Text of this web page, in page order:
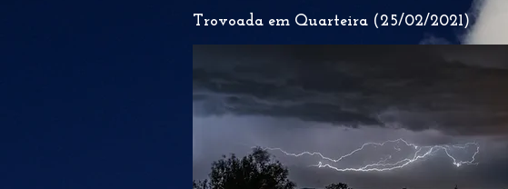
Trovoada em Quarteira (25/02/2021)